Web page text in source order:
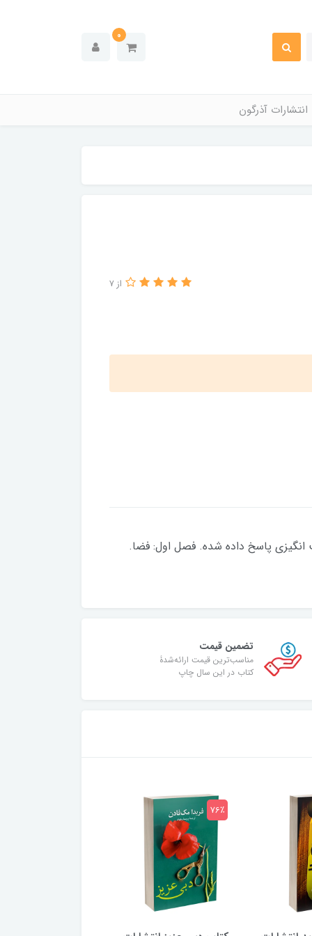
0
انتشارات آذرگون
از 7
هر فصل به سوالات شگفت انگیزی پاسخ داده شده. فصل اول: فضا.
تضمین قیمت
مناسب‌ترین قیمت ارائه‌شدۀ
کتاب در این سال چاپ
76٪